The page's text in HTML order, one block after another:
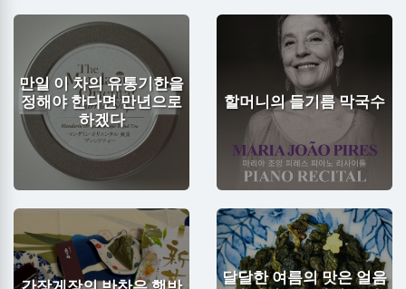
만일 이 차의 유통기한을
정해야 한다면 만년으로
하겠다
할머니의 들기름 막국수
달달한 여름의 맛은 얼음